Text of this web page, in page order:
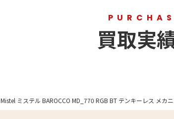
買取実
Mistel ミステル BAROCCO MD_770 RGB BT テンキーレス メカ